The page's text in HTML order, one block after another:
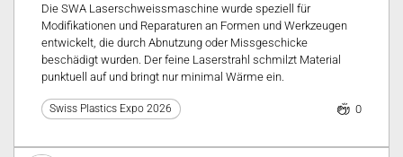
Die SWA Laserschweissmaschine wurde speziell für
Modifikationen und Reparaturen an Formen und Werkzeugen
entwickelt, die durch Abnutzung oder Missgeschicke
beschädigt wurden. Der feine Laserstrahl schmilzt Material
punktuell auf und bringt nur minimal Wärme ein.
Swiss Plastics Expo 2026 0